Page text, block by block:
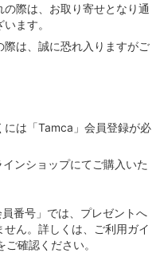
際は、お取り寄せとなり通
ます。
は、誠に恐れ入りますがご
には「Tamca」会員登録が必
インショップにてご購⼊いた
番号」では、プレゼントへ
ん。詳しくは、ご利⽤ガイ
ご確認ください。